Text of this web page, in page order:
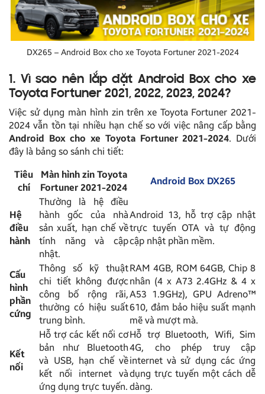
DX265 – Android Box cho xe Toyota Fortuner 2021-2024
1. Vì sao nên lắp đặt Android Box cho xe
Toyota Fortuner 2021, 2022, 2023, 2024?
Việc sử dụng màn hình zin trên xe Toyota Fortuner 2021-
2024 vẫn tồn tại nhiều hạn chế so với việc nâng cấp bằng
Android Box cho xe Toyota Fortuner 2021-2024. Dưới
đây là bảng so sánh chi tiết:
Tiêu
chí
Màn hình zin Toyota
Fortuner 2021-2024
Android Box DX265
Hệ
điều
hành
Thường là hệ điều
hành gốc của nhà
sản xuất, hạn chế về
tính năng và cập
nhật.
Android 13, hỗ trợ cập nhật
trực tuyến OTA và tự động
cập nhật phần mềm.
Cấu
hình
phần
cứng
Thông số kỹ thuật
chi tiết không được
công bố rộng rãi,
thường có hiệu suất
trung bình.
RAM 4GB, ROM 64GB, Chip 8
nhân (4 x A73 2.4GHz & 4 x
A53 1.9GHz), GPU Adreno™
610, đảm bảo hiệu suất mạnh
mẽ và mượt mà.
Kết
nối
Hỗ trợ các kết nối cơ
bản như Bluetooth
và USB, hạn chế về
kết nối internet và
ứng dụng trực tuyến.
Hỗ trợ Bluetooth, Wifi, Sim
4G, cho phép truy cập
internet và sử dụng các ứng
dụng trực tuyến một cách dễ
dàng.